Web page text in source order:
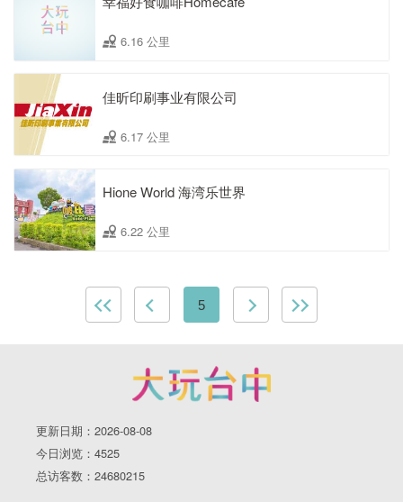
6.16 公里
佳昕印刷事业有限公司
6.17 公里
Hione World 海湾乐世界
6.22 公里
5
更新日期：2026-08-08
今日浏览：4525
总访客数：24680215